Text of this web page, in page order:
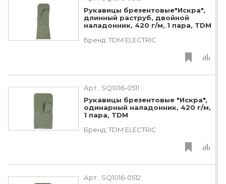
Рукавицы брезентовые"Искра",
длинный раструб, двойной
наладонник, 420 г/м, 1 пара, TDM
Бренд: TDM ЕLECTRIC
Арт.: SQ1016-0511
Рукавицы брезентовые "Искра",
одинарный наладонник, 420 г/м,
1 пара, TDM
Бренд: TDM ЕLECTRIC
Арт.: SQ1016-0512